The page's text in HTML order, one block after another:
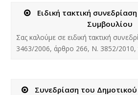
Ειδική τακτική
Συμβουλίου
Σας καλούμε σε ειδική τακτική
3463/2006, άρθρο 266, Ν. 3852/
Συνεδρίαση του